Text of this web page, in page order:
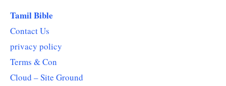
Tamil Bible
Contact Us
privacy policy
Terms & Con
Cloud – Site Ground